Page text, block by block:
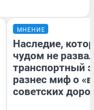
МНЕНИЕ
Наследие,
чудом не
транспортный
разнес миф о
советских